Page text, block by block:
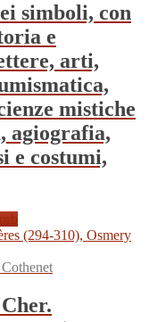
simboli, con
e
arti,
mistiche
agiografia,
e costumi,